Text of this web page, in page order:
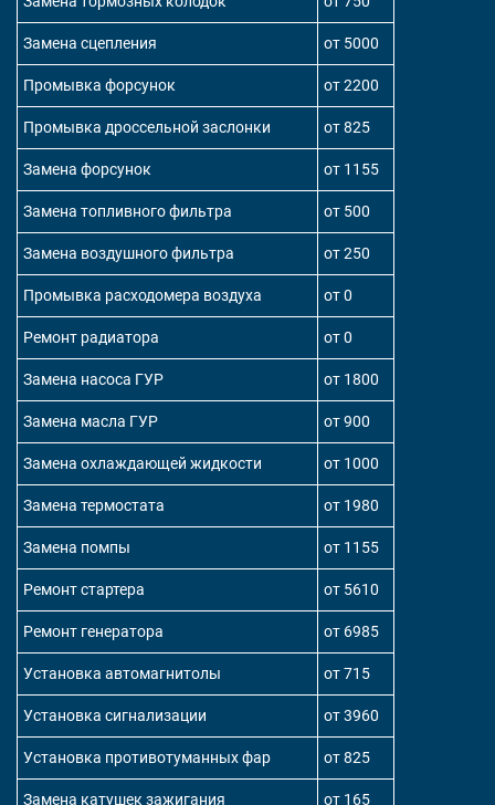
Замена сцепления от 5000
Промывка форсунок от 2200
Промывка дроссельной заслонки от 825
Замена форсунок от 1155
Замена топливного фильтра от 500
Замена воздушного фильтра от 250
Промывка расходомера воздуха от 0
Ремонт радиатора от 0
Замена насоса ГУР от 1800
Замена масла ГУР от 900
Замена охлаждающей жидкости от 1000
Замена термостата от 1980
Замена помпы от 1155
Ремонт стартера от 5610
Ремонт генератора от 6985
Установка автомагнитолы от 715
Установка сигнализации от 3960
Установка противотуманных фар от 825
Замена катушек зажигания от 165